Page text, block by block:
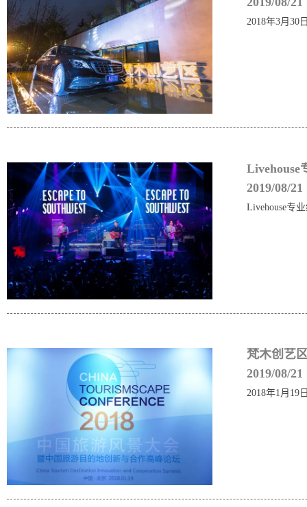
2018年3月30
2019/08/21
Livehouse专
梵木创艺
2019/08/21
2018年1月19